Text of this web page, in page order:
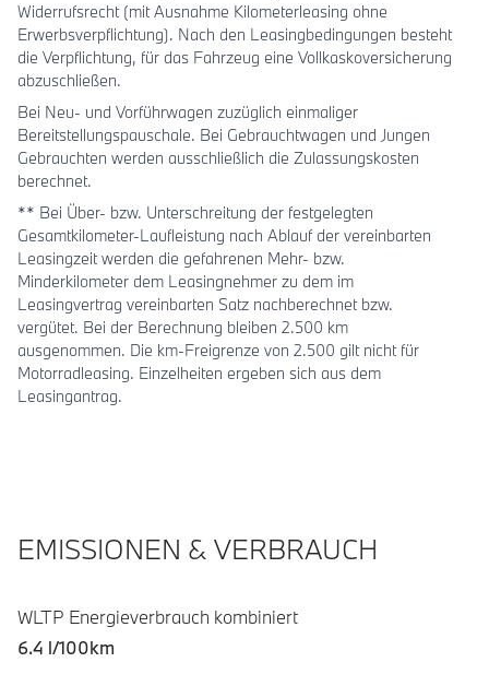
Widerrufsrecht (mit Ausnahme Kilometerleasing ohne
Erwerbsverpflichtung). Nach den Leasingbedingungen besteht
die Verpflichtung, für das Fahrzeug eine Vollkaskoversicherung
abzuschließen.
Bei Neu- und Vorführwagen zuzüglich einmaliger
Bereitstellungspauschale. Bei Gebrauchtwagen und Jungen
Gebrauchten werden ausschließlich die Zulassungskosten
berechnet.
** Bei Über- bzw. Unterschreitung der festgelegten
Gesamtkilometer-Laufleistung nach Ablauf der vereinbarten
Leasingzeit werden die gefahrenen Mehr- bzw.
Minderkilometer dem Leasingnehmer zu dem im
Leasingvertrag vereinbarten Satz nachberechnet bzw.
vergütet. Bei der Berechnung bleiben 2.500 km
ausgenommen. Die km-Freigrenze von 2.500 gilt nicht für
Motorradleasing. Einzelheiten ergeben sich aus dem
Leasingantrag.
EMISSIONEN & VERBRAUCH
WLTP Energieverbrauch kombiniert
6.4 l/100km